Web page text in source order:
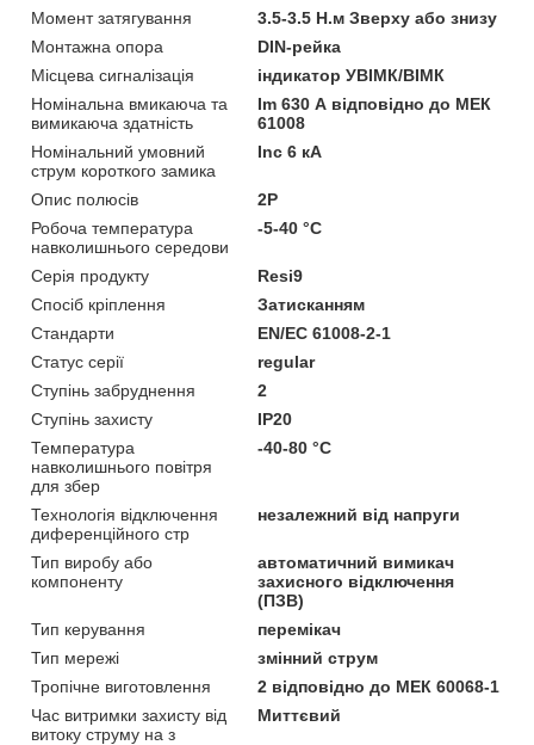
Момент затягування
3.5-3.5 Н.м Зверху або знизу
Монтажна опора
DIN-рейка
Місцева сигналізація
iндикатор УВІМК/ВІМК
Номінальна вмикаюча та
вимикаюча здатність
Im 630 А відповідно до МЕК
61008
Номінальний умовний
струм короткого замика
Inc 6 кА
Опис полюсів
2P
Робоча температура
навколишнього середови
-5-40 °C
Серія продукту
Resi9
Спосіб кріплення
Затисканням
Стандарти
EN/EC 61008-2-1
Статус серії
regular
Ступінь забруднення
2
Ступінь захисту
IP20
Температура
навколишнього повітря
для збер
-40-80 °C
Технологія відключення
диференційного стр
незалежний від напруги
Тип виробу або
компоненту
автоматичний вимикач
захисного відключення
(ПЗВ)
Тип керування
перемікач
Тип мережі
змінний струм
Тропічне виготовлення
2 відповідно до МЕК 60068-1
Час витримки захисту від
витоку струму на з
Миттєвий